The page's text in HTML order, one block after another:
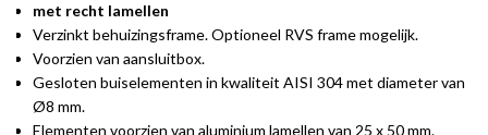
met recht lamellen
Verzinkt behuizingsframe. Optioneel RVS frame mogelijk.
Voorzien van aansluitbox.
Gesloten buiselementen in kwaliteit AISI 304 met diameter van
Ø8 mm.
Elementen voorzien van aluminium lamellen van 25 x 50 mm.